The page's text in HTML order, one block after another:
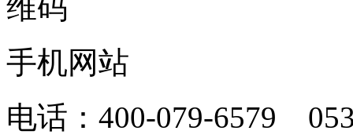
手机网站
电话：400-079-6579